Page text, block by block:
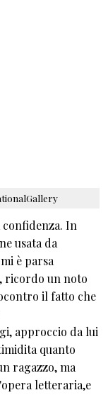
In
usata da
è parsa
ricordo un noto
il fatto che
approccio da lui
quanto
ragazzo, ma
letteraria,e